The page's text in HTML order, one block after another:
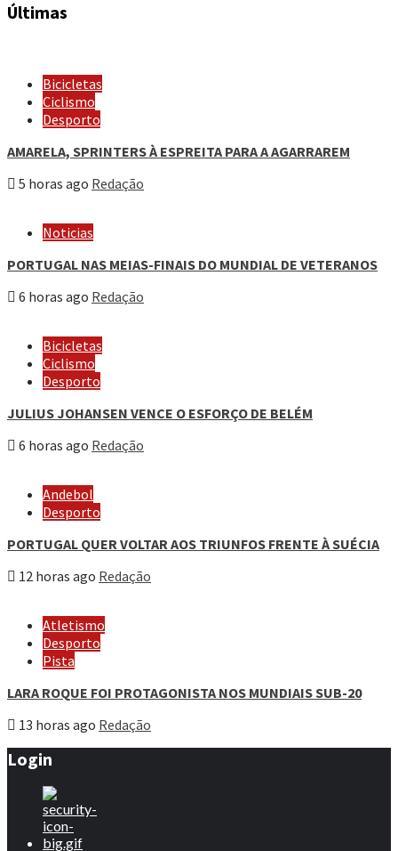
Últimas
Bicicletas
Ciclismo
Desporto
AMARELA, SPRINTERS À ESPREITA PARA A AGARRAREM
5 horas ago Redação
Noticias
PORTUGAL NAS MEIAS-FINAIS DO MUNDIAL DE VETERANOS
6 horas ago Redação
Bicicletas
Ciclismo
Desporto
JULIUS JOHANSEN VENCE O ESFORÇO DE BELÉM
6 horas ago Redação
Andebol
Desporto
PORTUGAL QUER VOLTAR AOS TRIUNFOS FRENTE À SUÉCIA
12 horas ago Redação
Atletismo
Desporto
Pista
LARA ROQUE FOI PROTAGONISTA NOS MUNDIAIS SUB-20
13 horas ago Redação
Login